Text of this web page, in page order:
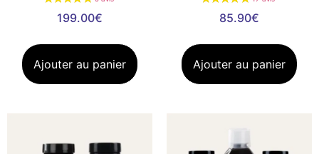
199.00€
Ajouter au panier
85.90€
Ajouter au panier